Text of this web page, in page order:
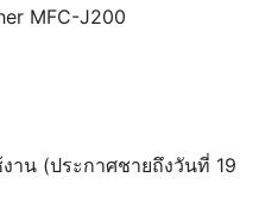
MFC-J200
าน (ประกาศชายถึงวันที่ 19